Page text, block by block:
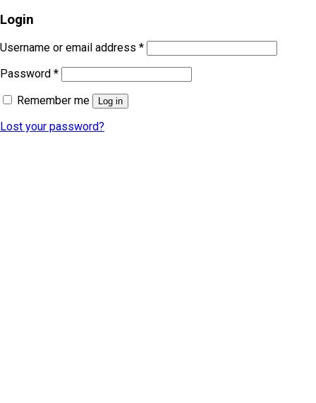
Login
Username or email address *
Password *
Remember me
Log in
Lost your password?